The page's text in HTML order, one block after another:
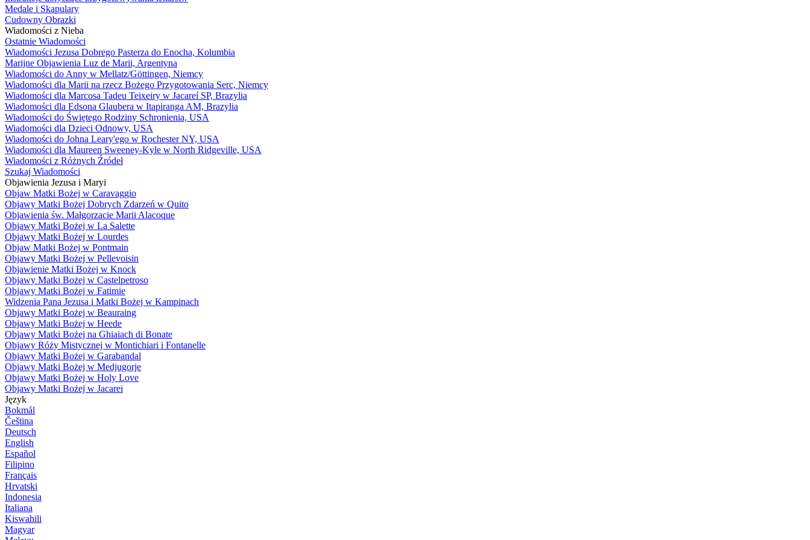
Medale i Skapulary
Cudowny Obrazki
Wiadomości z Nieba
Ostatnie Wiadomości
Wiadomości Jezusa Dobrego Pasterza do Enocha, Kolumbia
Marijne Objawienia Luz de Marii, Argentyna
Wiadomości do Anny w Mellatz/Göttingen, Niemcy
Wiadomości dla Marii na rzecz Bożego Przygotowania Serc, Niemcy
Wiadomości dla Marcosa Tadeu Teixeiry w Jacareí SP, Brazylia
Wiadomości dla Edsona Glaubera w Itapiranga AM, Brazylia
Wiadomości do Świętego Rodziny Schronienia, USA
Wiadomości dla Dzieci Odnowy, USA
Wiadomości do Johna Leary'ego w Rochester NY, USA
Wiadomości dla Maureen Sweeney-Kyle w North Ridgeville, USA
Wiadomości z Różnych Źródeł
Szukaj Wiadomości
Objawienia Jezusa i Maryi
Objaw Matki Bożej w Caravaggio
Objawy Matki Bożej Dobrych Zdarzeń w Quito
Objawienia św. Małgorzacie Marii Alacoque
Objawy Matki Bożej w La Salette
Objawy Matki Bożej w Lourdes
Objaw Matki Bożej w Pontmain
Objawy Matki Bożej w Pellevoisin
Objawienie Matki Bożej w Knock
Objawy Matki Bożej w Castelpetroso
Objawy Matki Bożej w Fatimie
Widzenia Pana Jezusa i Matki Bożej w Kampinach
Objawy Matki Bożej w Beauraing
Objawy Matki Bożej w Heede
Objawy Matki Bożej na Ghiaiach di Bonate
Objawy Róży Mistycznej w Montichiari i Fontanelle
Objawy Matki Bożej w Garabandal
Objawy Matki Bożej w Medjugorje
Objawy Matki Bożej w Holy Love
Objawy Matki Bożej w Jacarei
Język
Bokmål
Čeština
Deutsch
English
Español
Filipino
Français
Hrvatski
Indonesia
Italiana
Kiswahili
Magyar